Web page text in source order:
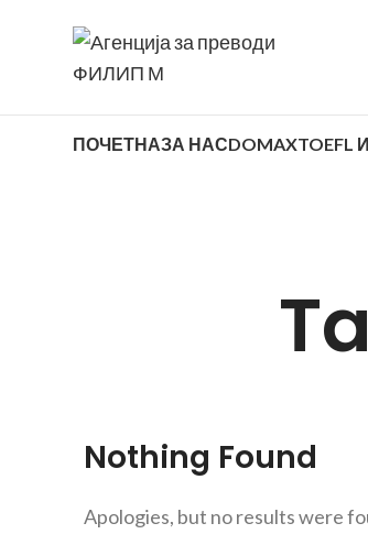
ПОЧЕТНАЗА НАСDOMAXTOEFL
Nothing Found
Apologies, but no results were